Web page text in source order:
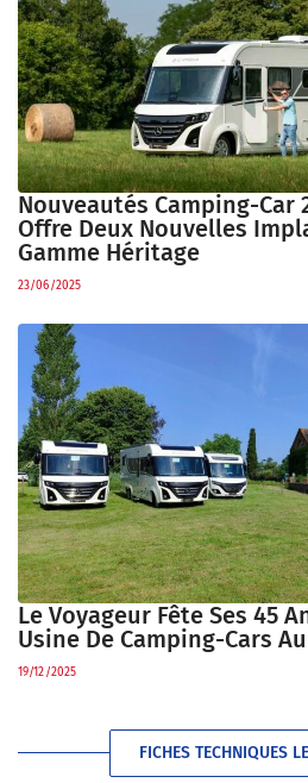
Nouveautés Camping-Car
Offre Deux Nouvelles
Gamme Héritage
23/06/2025
Le Voyageur Fête Ses 45
Usine De Camping-Cars
19/12/2025
FICHES TECHNIQUES